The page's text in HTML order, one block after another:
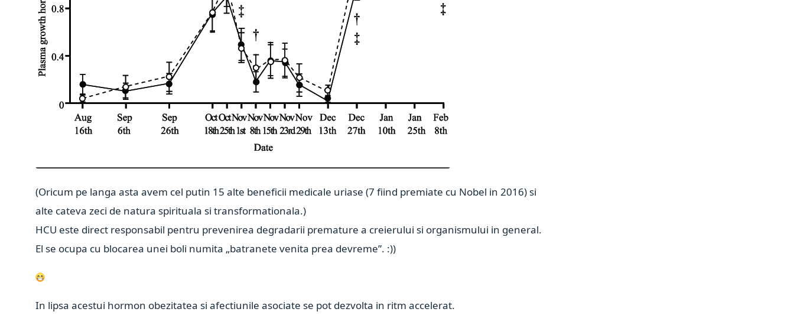
(Oricum pe langa asta avem cel putin 15 alte beneficii medicale uriase (7 fiind premiate cu Nobel in 2016) si
alte cateva zeci de natura spirituala si transformationala.)
HCU este direct responsabil pentru prevenirea degradarii premature a creierului si organismului in general.
El se ocupa cu blocarea unei boli numita „batranete venita prea devreme”. :))
In lipsa acestui hormon obezitatea si afectiunile asociate se pot dezvolta in ritm accelerat.